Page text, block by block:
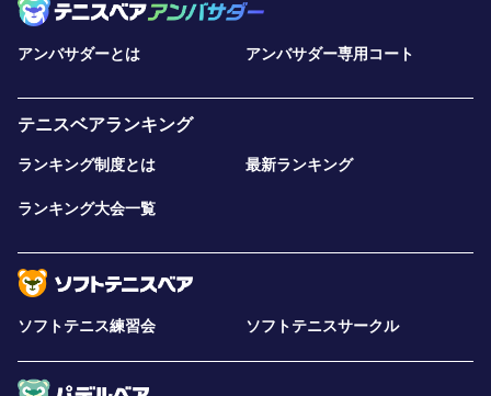
アンバサダーとは アンバサダー専用コート
テニスベアランキング
ランキング制度とは 最新ランキング
ランキング大会一覧
ソフトテニス練習会 ソフトテニスサークル